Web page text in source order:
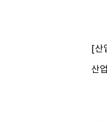
산
산